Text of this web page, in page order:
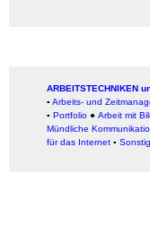
ARBEITSTECHNIKEN
▪ Arbeits- und
▪ Portfolio ● Arbeit mit
Mündliche
für das Internet ▪